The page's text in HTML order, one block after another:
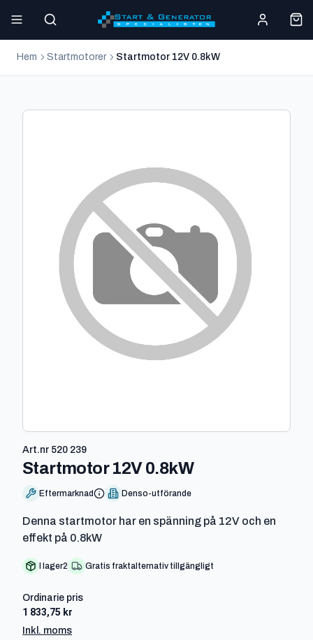
Hem Startmotorer Startmotor 12V 0.8kW
Art.nr 520 239
Startmotor 12V 0.8kW-
Eftermarknad Denso-utförande
Denna startmotor har en spänning på 12V och en
effekt på 0.8kW
I lager2 Gratis fraktalternativ tillgängligt
Ordinarie pris
1 833,75 kr
Inkl. moms